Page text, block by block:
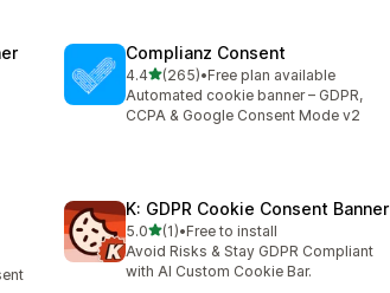
Complianz Consent
4.4별 5개 중
(265)
총 리뷰 265개
•Free plan available
Automated cookie banner – GDPR,
CCPA & Google Consent Mode v2
K: GDPR Cookie Consent Banner
5.0별 5개 중
(1)
총 리뷰 1개
•Free to install
Avoid Risks & Stay GDPR Compliant
with AI Custom Cookie Bar.